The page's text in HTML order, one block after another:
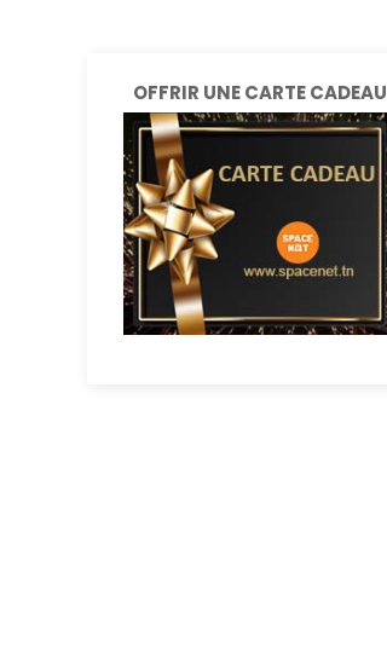
OFFRIR UNE CARTE CADEAU